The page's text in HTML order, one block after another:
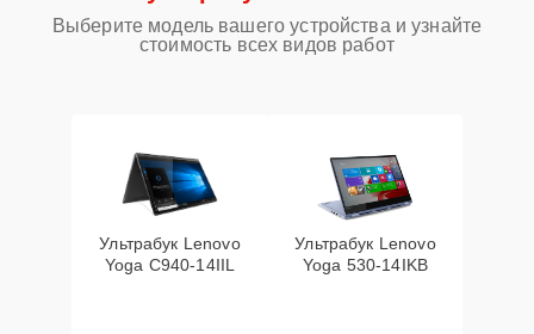
Выберите модель вашего устройства и узнайте
стоимость всех видов работ
Ультрабук Lenovo
Yoga C940-14IIL
Ультрабук Lenovo
Yoga 530-14IKB